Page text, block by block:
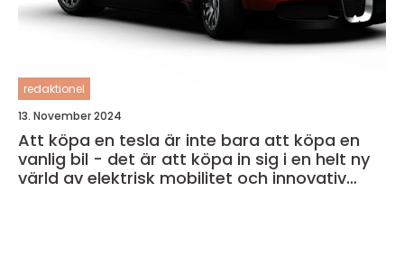
redaktionel
13. November 2024
Att köpa en tesla är inte bara att köpa en
vanlig bil - det är att köpa in sig i en helt ny
värld av elektrisk mobilitet och innovativ